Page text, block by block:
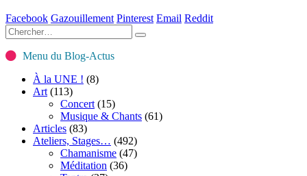
Facebook Gazouillement Pinterest Email Reddit
Menu du Blog-Actus
À la UNE ! (8)
Art (113)
Concert (15)
Musique & Chants (61)
Articles (83)
Ateliers, Stages… (492)
Chamanisme (47)
Méditation (36)